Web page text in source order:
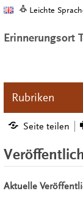
Leichte
Erinnerungsort
Rubriken
Seite teilen
Aktuelle